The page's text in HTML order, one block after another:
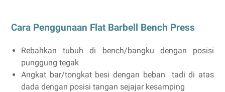
Cara Penggunaan Flat Barbell Bench Press
Rebahkan tubuh di bench/bangku dengan posisi
punggung tegak
Angkat bar/tongkat besi dengan beban tadi di atas
dada dengan posisi tangan sejajar kesamping